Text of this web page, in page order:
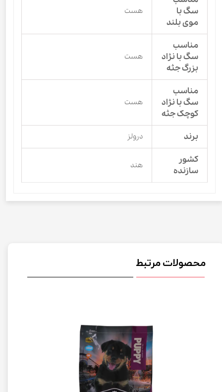
سگ با
موی بلند
هست
مناسب
سگ با نژاد
بزرگ جثه
هست
مناسب
سگ با نژاد
کوچک جثه
هست
برند درولز
کشور
سازنده
هند
محصولات مرتبط